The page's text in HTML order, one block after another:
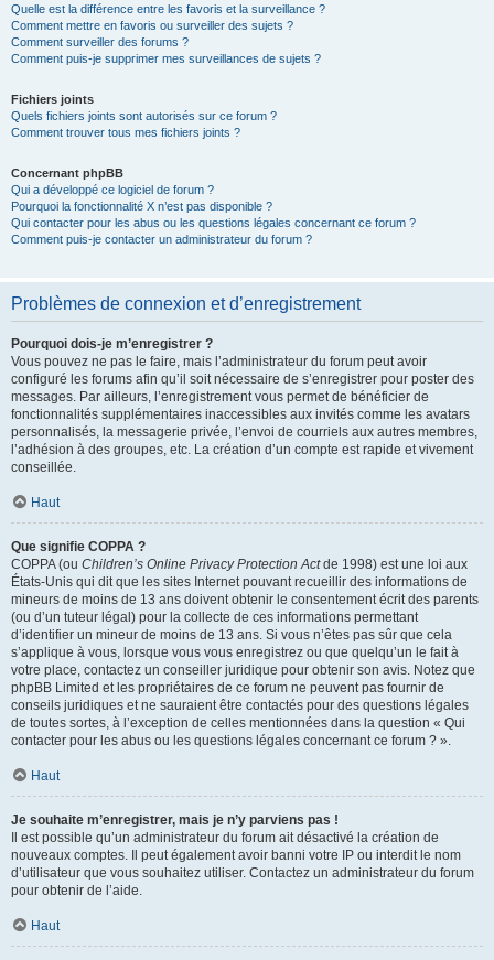
Quelle est la différence entre les favoris et la surveillance ?
Comment mettre en favoris ou surveiller des sujets ?
Comment surveiller des forums ?
Comment puis-je supprimer mes surveillances de sujets ?
Fichiers joints
Quels fichiers joints sont autorisés sur ce forum ?
Comment trouver tous mes fichiers joints ?
Concernant phpBB
Qui a développé ce logiciel de forum ?
Pourquoi la fonctionnalité X n’est pas disponible ?
Qui contacter pour les abus ou les questions légales concernant ce forum ?
Comment puis-je contacter un administrateur du forum ?
Problèmes de connexion et d’enregistrement
Pourquoi dois-je m’enregistrer ?
Vous pouvez ne pas le faire, mais l’administrateur du forum peut avoir
configuré les forums afin qu’il soit nécessaire de s’enregistrer pour poster des
messages. Par ailleurs, l’enregistrement vous permet de bénéficier de
fonctionnalités supplémentaires inaccessibles aux invités comme les avatars
personnalisés, la messagerie privée, l’envoi de courriels aux autres membres,
l’adhésion à des groupes, etc. La création d’un compte est rapide et vivement
conseillée.
Haut
Que signifie COPPA ?
COPPA (ou Children’s Online Privacy Protection Actde 1998) est une loi aux
États-Unis qui dit que les sites Internet pouvant recueillir des informations de
mineurs de moins de 13 ans doivent obtenir le consentement écrit des parents
(ou d’un tuteur légal) pour la collecte de ces informations permettant
d’identifier un mineur de moins de 13 ans. Si vous n’êtes pas sûr que cela
s’applique à vous, lorsque vous vous enregistrez ou que quelqu’un le fait à
votre place, contactez un conseiller juridique pour obtenir son avis. Notez que
phpBB Limited et les propriétaires de ce forum ne peuvent pas fournir de
conseils juridiques et ne sauraient être contactés pour des questions légales
de toutes sortes, à l’exception de celles mentionnées dans la question « Qui
contacter pour les abus ou les questions légales concernant ce forum ? ».
Haut
Je souhaite m’enregistrer, mais je n’y parviens pas !
Il est possible qu’un administrateur du forum ait désactivé la création de
nouveaux comptes. Il peut également avoir banni votre IP ou interdit le nom
d’utilisateur que vous souhaitez utiliser. Contactez un administrateur du forum
pour obtenir de l’aide.
Haut